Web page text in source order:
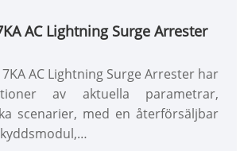
AC Lightning Surge Arrester
7KA AC Lightning Surge Arrester har
av aktuella parametrar,
scenarier, med en återförsäljbar